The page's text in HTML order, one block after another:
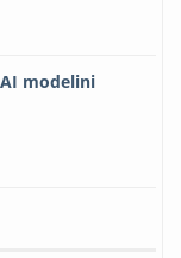
modelini